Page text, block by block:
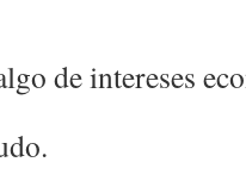
de intereses